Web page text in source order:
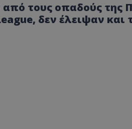
τους οπαδούς της
δεν έλειψαν και